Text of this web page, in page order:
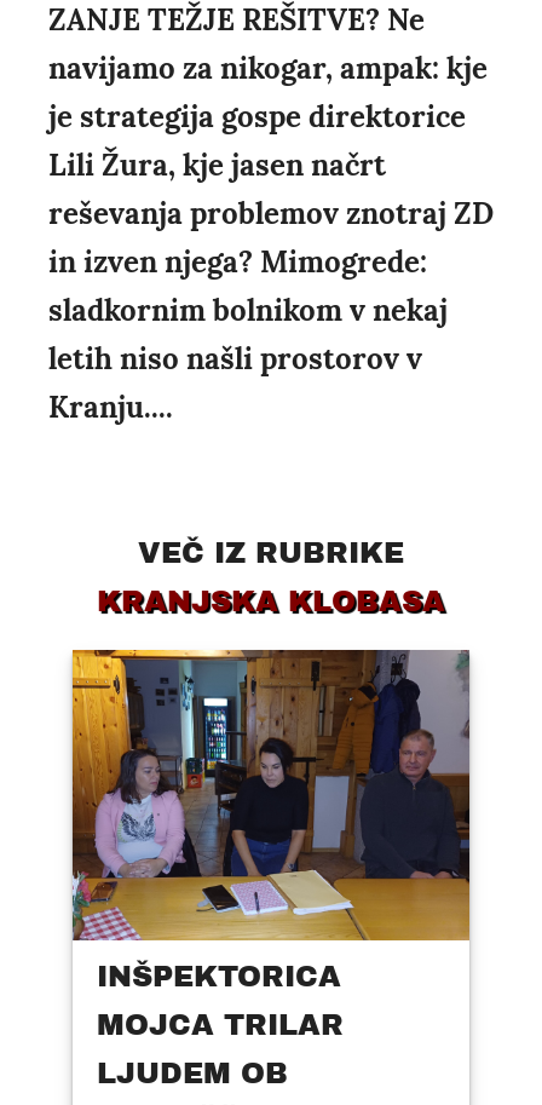
ZANJE TEŽJE REŠITVE? Ne
navijamo za nikogar, ampak: kje
je strategija gospe direktorice
Lili Žura, kje jasen načrt
reševanja problemov znotraj ZD
in izven njega? Mimogrede:
sladkornim bolnikom v nekaj
letih niso našli prostorov v
Kranju....
VEČ IZ RUBRIKE
KRANJSKA KLOBASA
INŠPEKTORICA
MOJCA TRILAR
LJUDEM OB